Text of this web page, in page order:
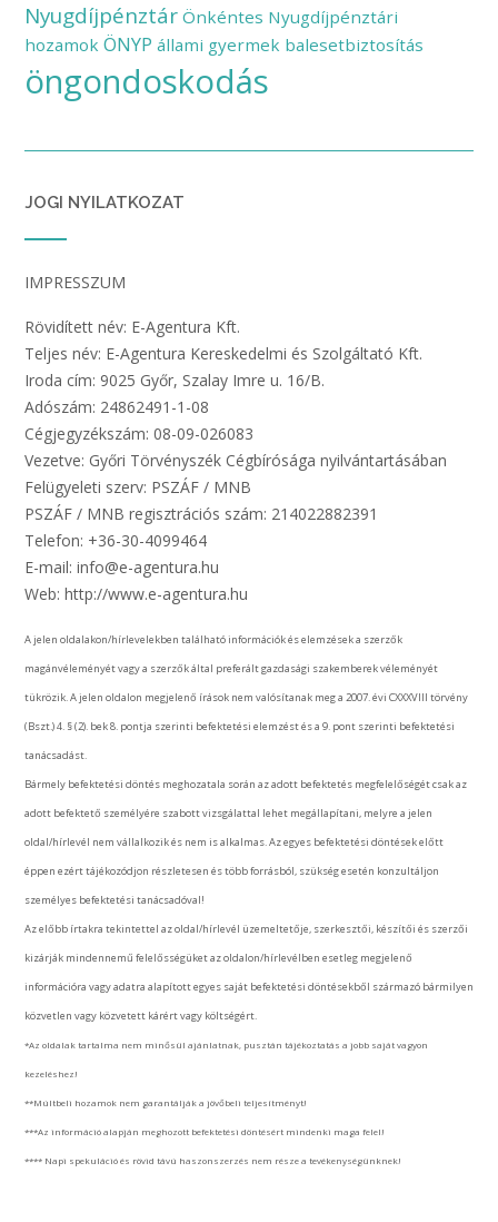
Nyugdíjpénztár Önkéntes Nyugdíjpénztári
hozamok ÖNYP állami gyermek balesetbiztosítás
öngondoskodás
JOGI NYILATKOZAT
IMPRESSZUM
Rövidített név: E-Agentura Kft.
Teljes név: E-Agentura Kereskedelmi és Szolgáltató Kft.
Iroda cím: 9025 Győr, Szalay Imre u. 16/B.
Adószám: 24862491-1-08
Cégjegyzékszám: 08-09-026083
Vezetve: Győri Törvényszék Cégbírósága nyilvántartásában
Felügyeleti szerv: PSZÁF / MNB
PSZÁF / MNB regisztrációs szám: 214022882391
Telefon: +36-30-4099464
E-mail: info@e-agentura.hu
Web: http://www.e-agentura.hu
A jelen oldalakon/hírlevelekben található információk és elemzések a szerzők
magánvéleményét vagy a szerzők által preferált gazdasági szakemberek véleményét
tükrözik. A jelen oldalon megjelenő írások nem valósítanak meg a 2007. évi CXXXVIII törvény
(Bszt.) 4. § (2). bek 8. pontja szerinti befektetési elemzést és a 9. pont szerinti befektetési
tanácsadást.
Bármely befektetési döntés meghozatala során az adott befektetés megfelelőségét csak az
adott befektető személyére szabott vizsgálattal lehet megállapítani, melyre a jelen
oldal/hírlevél nem vállalkozik és nem is alkalmas. Az egyes befektetési döntések előtt
éppen ezért tájékozódjon részletesen és több forrásból, szükség esetén konzultáljon
személyes befektetési tanácsadóval!
Az előbb írtakra tekintettel az oldal/hírlevél üzemeltetője, szerkesztői, készítői és szerzői
kizárják mindennemű felelősségüket az oldalon/hírlevélben esetleg megjelenő
információra vagy adatra alapított egyes saját befektetési döntésekből származó bármilyen
közvetlen vagy közvetett kárért vagy költségért.
*Az oldalak tartalma nem minősül ajánlatnak, pusztán tájékoztatás a jobb saját vagyon
kezeléshez!
**Múltbeli hozamok nem garantálják a jövőbeli teljesítményt!
***Az információ alapján meghozott befektetési döntésért mindenki maga felel!
**** Napi spekuláció és rövid távú haszonszerzés nem része a tevékenységünknek!